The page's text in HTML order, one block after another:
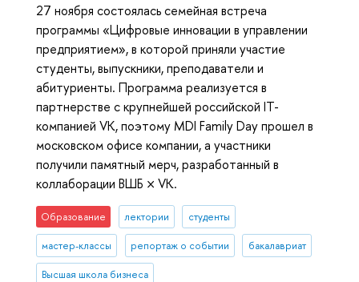
27 ноября состоялась семейная встреча
программы «Цифровые инновации в управлении
предприятием», в которой приняли участие
студенты, выпускники, преподаватели и
абитуриенты. Программа реализуется в
партнерстве с крупнейшей российской IT-
компанией VK, поэтому MDI Family Day прошел в
московском офисе компании, а участники
получили памятный мерч, разработанный в
коллаборации ВШБ × VK.
Образование лектории студенты
мастер-классы репортаж о событии бакалавриат
Высшая школа бизнеса